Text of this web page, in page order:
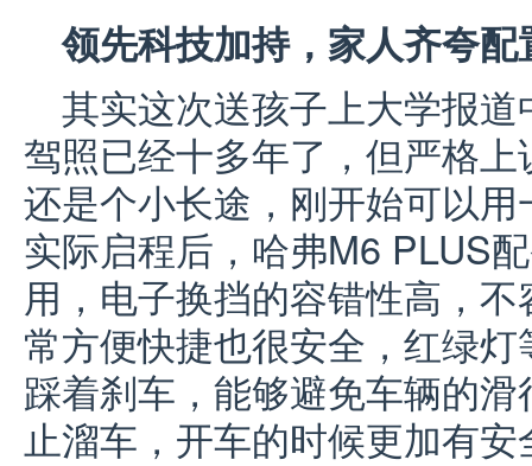
领先科技加持，家人齐夸配
其实这次送孩子上大学报
驾照已经十多年了，但严格
还是个小长途，刚开始可以
实际启程后，哈弗M6 PLUS
用，电子换挡的容错性高，
常方便快捷也很安全，红绿
踩着刹车，能够避免车辆的
止溜车，开车的时候更加有安